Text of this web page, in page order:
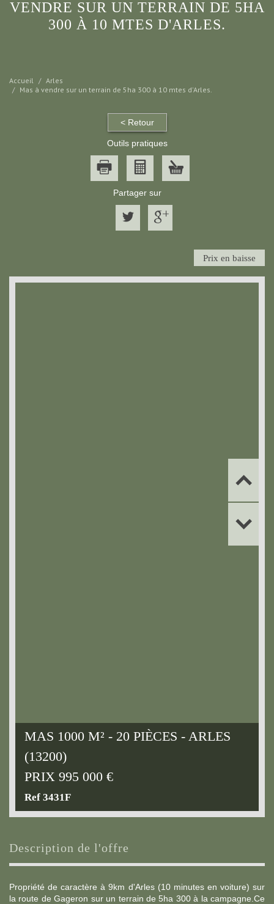
VENDRE SUR UN TERRAIN DE 5HA
300 À 10 MTES D'ARLES.
Accueil
Arles
Mas à vendre sur un terrain de 5ha 300 à 10 mtes d'Arles.
< Retour
Outils pratiques
Partager sur
Prix en baisse
MAS 1000 M² - 20 PIÈCES - ARLES
(13200)
PRIX 995 000 €
Ref 3431F
description de l'offre
Propriété de caractère à 9km d'Arles (10 minutes en voiture) sur
la route de Gageron sur un terrain de 5ha 300 à la campagne.Ce